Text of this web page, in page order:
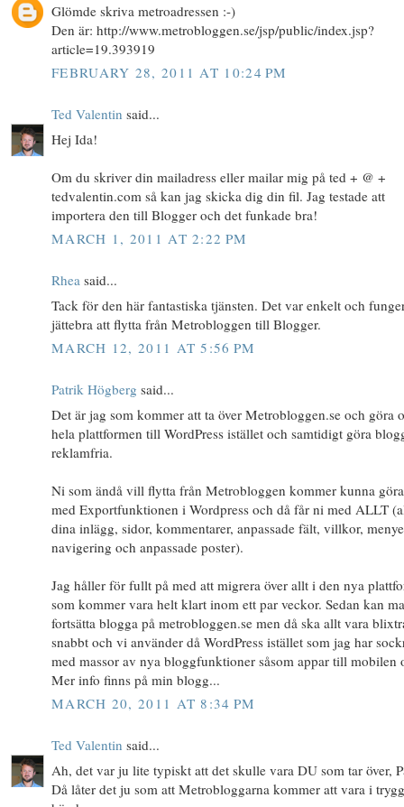
Glömde skriva metroadressen :-)
Den är: http://www.metrobloggen.se/jsp/public/index.jsp?
article=19.393919
FEBRUARY 28, 2011 AT 10:24 PM
Ted Valentin said...
Hej Ida!
Om du skriver din mailadress eller mailar mig på ted + @ +
tedvalentin.com så kan jag skicka dig din fil. Jag testade att
importera den till Blogger och det funkade bra!
MARCH 1, 2011 AT 2:22 PM
Rhea said...
Tack för den här fantastiska tjänsten. Det var enkelt och
jättebra att flytta från Metrobloggen till Blogger.
MARCH 12, 2011 AT 5:56 PM
Patrik Högberg said...
Det är jag som kommer att ta över Metrobloggen.se och göra
hela plattformen till WordPress istället och samtidigt göra
reklamfria.
Ni som ändå vill flytta från Metrobloggen kommer kunna
med Exportfunktionen i Wordpress och då får ni med ALLT
dina inlägg, sidor, kommentarer, anpassade fält, villkor,
navigering och anpassade poster).
Jag håller för fullt på med att migrera över allt i den nya
som kommer vara helt klart inom ett par veckor. Sedan kan
fortsätta blogga på metrobloggen.se men då ska allt vara
snabbt och vi använder då WordPress istället som jag har
med massor av nya bloggfunktioner såsom appar till mobilen
Mer info finns på min blogg...
MARCH 20, 2011 AT 8:34 PM
Ted Valentin said...
Ah, det var ju lite typiskt att det skulle vara DU som tar över,
Då låter det ju som att Metrobloggarna kommer att vara i